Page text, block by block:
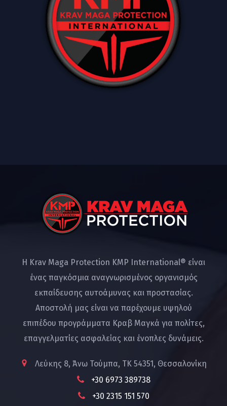
Η Krav Maga Protection KMP International® είναι
ένας παγκόσμια αναγνωρισμένος οργανισμός
εκπαίδευσης αυτοάμυνας και προστασίας.
Αποστολή μας είναι να παρέχουμε υψηλού
επιπέδου προγράμματα Κραβ Μαγκά για πολίτες,
επαγγελματίες ασφαλείας και ένοπλες δυνάμεις.
Λεύκης 8, Άνω Τούμπα, ΤΚ 54351, Θεσσαλονίκη
+30 6973 389738
+30 2315 151 570